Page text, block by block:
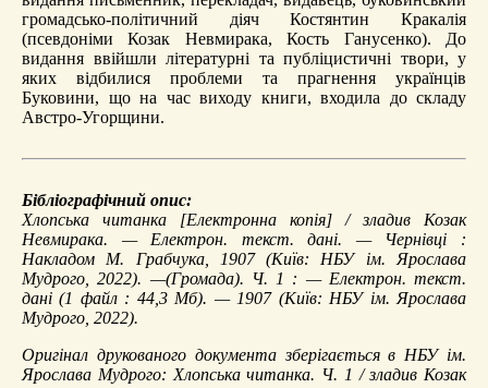
громадсько-політичний діяч Костянтин Кракалія
(псевдоніми Козак Невмирака, Кость Ганусенко). До
видання ввійшли літературні та публіцистичні твори, у
яких відбилися проблеми та прагнення українців
Буковини, що на час виходу книги, входила до складу
Австро-Угорщини.
Бібліографічний опис:
Хлопська читанка [Електронна копія] / зладив Козак
Невмирака. — Електрон. текст. дані. — Чернівці :
Накладом М. Грабчука, 1907 (Київ: НБУ ім. Ярослава
Мудрого, 2022). —(Громада). Ч. 1 : — Електрон. текст.
дані (1 файл : 44,3 Мб). — 1907 (Київ: НБУ ім. Ярослава
Мудрого, 2022).
Оригінал друкованого документа зберігається в НБУ ім.
Ярослава Мудрого: Хлопська читанка. Ч. 1 / зладив Козак